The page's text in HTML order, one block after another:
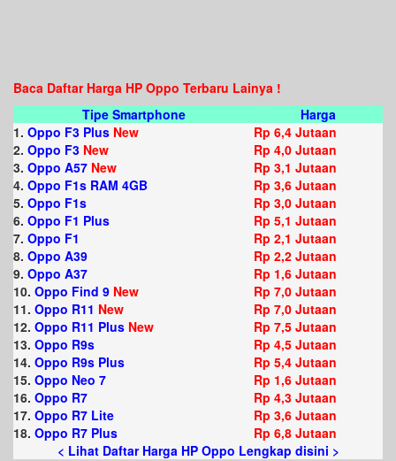
Baca Daftar Harga HP Oppo Terbaru Lainya !
Tipe Smartphone
Harga
1. Oppo F3 Plus New
Rp 6,4 Jutaan
2. Oppo F3 New
Rp 4,0 Jutaan
3. Oppo A57 New
Rp 3,1 Jutaan
4. Oppo F1s RAM 4GB
Rp 3,6 Jutaan
5. Oppo F1s
Rp 3,0 Jutaan
6. Oppo F1 Plus
Rp 5,1 Jutaan
7. Oppo F1
Rp 2,1 Jutaan
8. Oppo A39
Rp 2,2 Jutaan
9. Oppo A37
Rp 1,6 Jutaan
10. Oppo Find 9 New
Rp 7,0 Jutaan
11. Oppo R11 New
Rp 7,0 Jutaan
12. Oppo R11 Plus New
Rp 7,5 Jutaan
13. Oppo R9s
Rp 4,5 Jutaan
14. Oppo R9s Plus
Rp 5,4 Jutaan
15. Oppo Neo 7
Rp 1,6 Jutaan
16. Oppo R7
Rp 4,3 Jutaan
17. Oppo R7 Lite
Rp 3,6 Jutaan
18. Oppo R7 Plus
Rp 6,8 Jutaan
< Lihat Daftar Harga HP Oppo Lengkap disini >